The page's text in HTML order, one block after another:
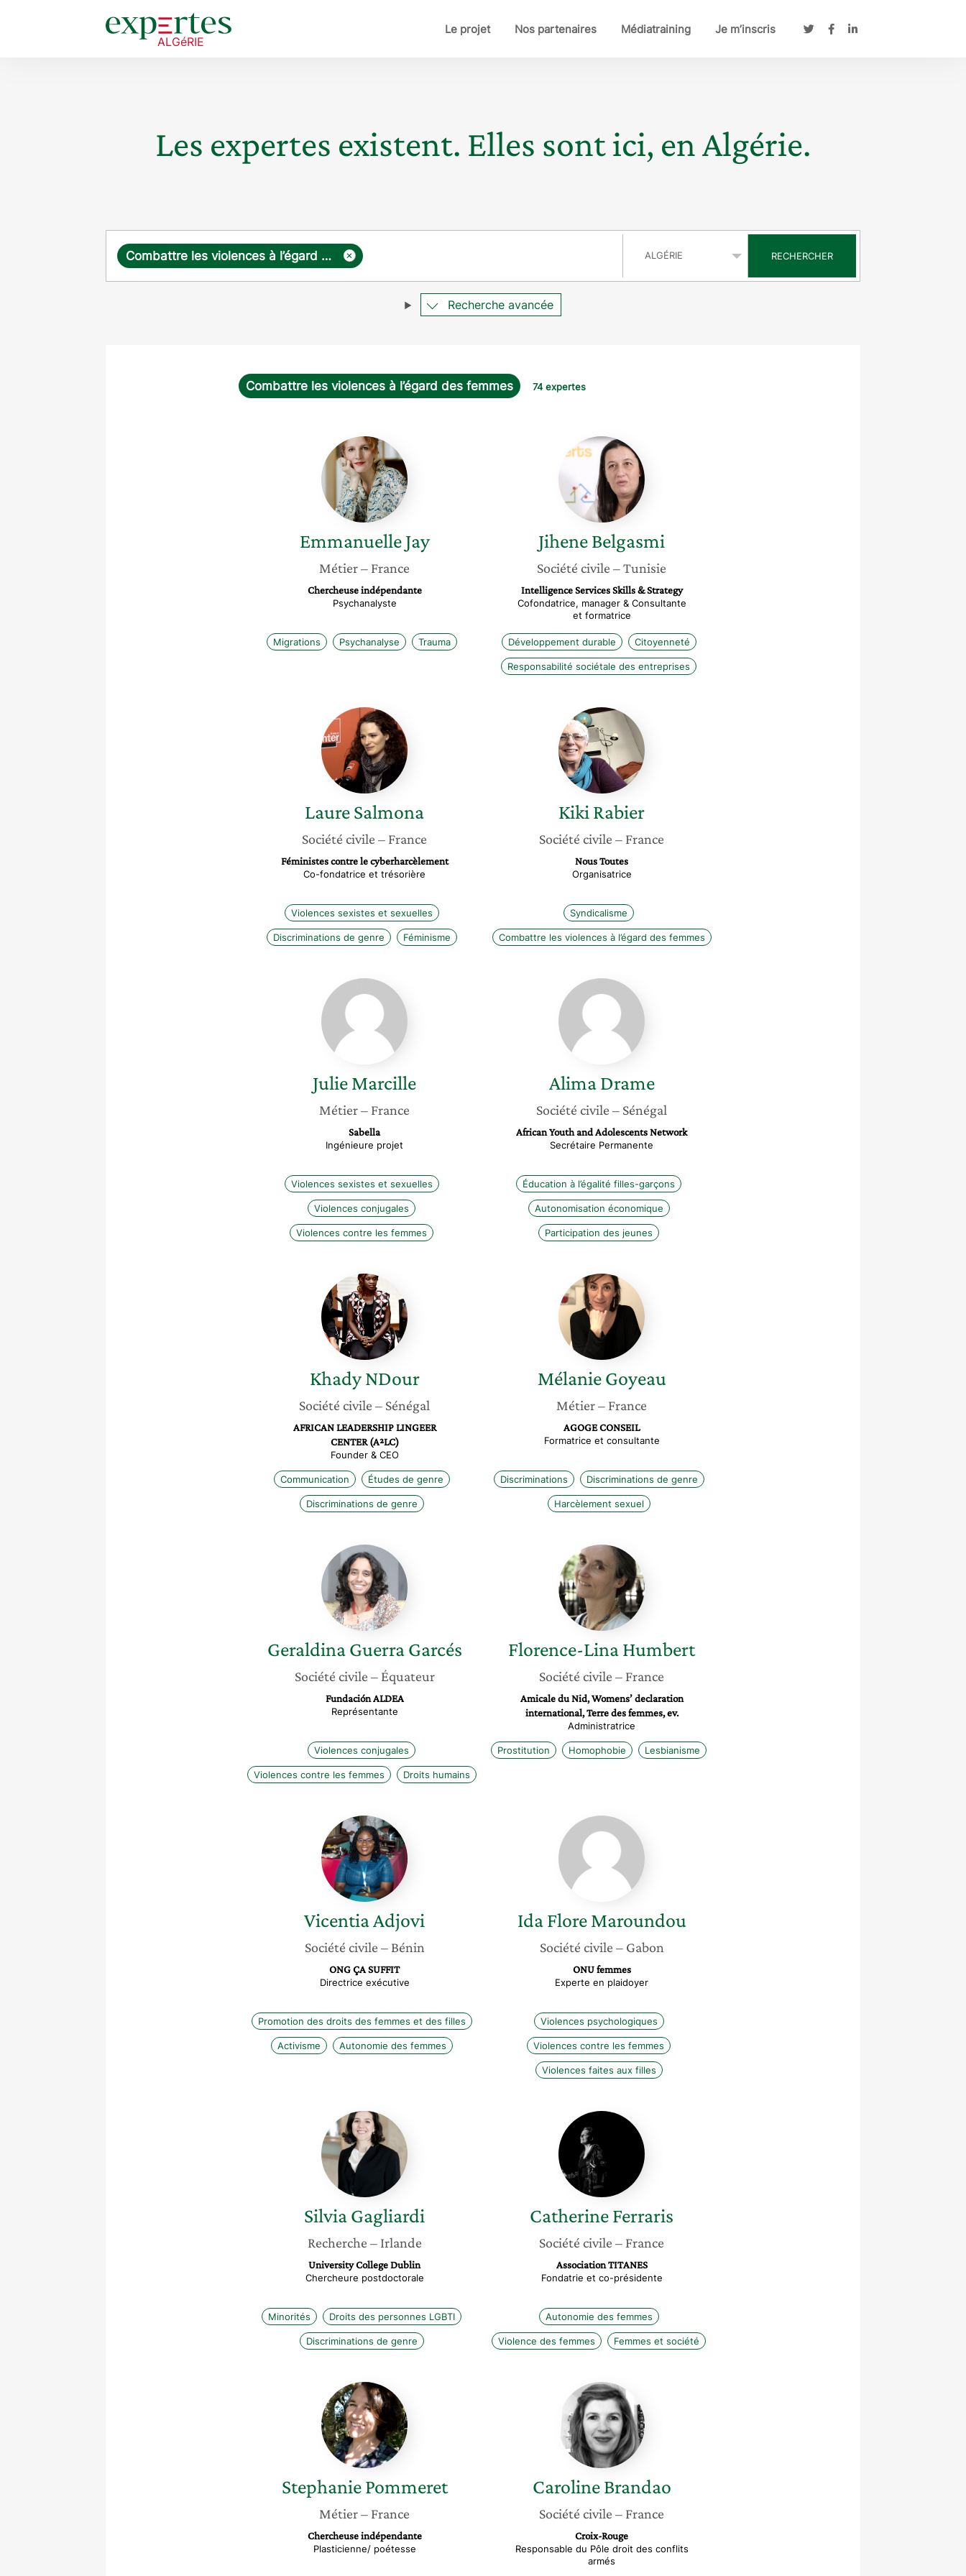
Le projet Nos partenaires Médiatraining Je m’inscris
Les expertes existent. Elles sont ici, en Algérie.
Requête ×
Combattre les violences à l’égard des femmes RECHERCHER
Recherche avancée
Combattre les violences à l’égard des femmes 74 expertes
Emmanuelle
Jay
Emmanuelle Jay
Métier– France
Chercheuse indépendante
Psychanalyste
Migrations Psychanalyse Trauma
Jihene
Belgasmi
JiheneBelgasmi
Société civile – Tunisie
Intelligence Services Skills & Strategy
Cofondatrice, manager & Consultante
et formatrice
Développement durable Citoyenneté
Responsabilité sociétale des entreprises
Laure
Salmona
LaureSalmona
Société civile – France
Féministes contre le cyberharcèlement
Co-fondatrice et trésorière
Violences sexistes et sexuelles
Discriminations de genre Féminisme
Kiki
Rabier
Kiki Rabier
Société civile – France
Nous Toutes
Organisatrice
Syndicalisme
Combattre les violences à l’égard des femmes
Julie
Marcille
JulieMarcille
Métier– France
Sabella
Ingénieure projet
Violences sexistes et sexuelles
Violences conjugales
Violences contre les femmes
Alima
Drame
Alima Drame
Société civile – Sénégal
African Youth and Adolescents Network
Secrétaire Permanente
Éducation à l’égalité filles-garçons
Autonomisation économique
Participation des jeunes
Khady
NDour
Khady NDour
Société civile – Sénégal
AFRICAN LEADERSHIP LINGEER
CENTER (A²LC)
Founder & CEO
Communication Études de genre
Discriminations de genre
Mélanie
Goyeau
Mélanie Goyeau
Métier– France
AGOGE CONSEIL
Formatrice et consultante
Discriminations Discriminations de genre
Harcèlement sexuel
Geraldina
Guerra
Garcés
Geraldina Guerra Garcés
Société civile – Équateur
Fundación ALDEA
Représentante
Violences conjugales
Violences contre les femmes Droits humains
Florence-
Lina
Humbert
Florence-LinaHumbert
Société civile – France
Amicale du Nid, Womens’ declaration
international, Terre des femmes, ev.
Administratrice
Prostitution Homophobie Lesbianisme
Vicentia
Adjovi
VicentiaAdjovi
Société civile – Bénin
ONG ÇA SUFFIT
Directrice exécutive
Promotion des droits des femmes et des filles
Activisme Autonomie des femmes
Ida
Flore
Maroundou
Ida Flore Maroundou
Société civile – Gabon
ONU femmes
Experte en plaidoyer
Violences psychologiques
Violences contre les femmes
Violences faites aux filles
Silvia
Gagliardi
SilviaGagliardi
Recherche – Irlande
University College Dublin
Chercheure postdoctorale
Minorités Droits des personnes LGBTI
Discriminations de genre
Catherine
Ferraris
CatherineFerraris
Société civile – France
Association TITANES
Fondatrie et co-présidente
Autonomie des femmes
Violence des femmes Femmes et société
Stephanie
Pommeret
Stephanie Pommeret
Métier– France
Chercheuse indépendante
Plasticienne/ poétesse
Caroline
Brandao
Caroline Brandao
Société civile – France
Croix-Rouge
Responsable du Pôle droit des conflits
armés